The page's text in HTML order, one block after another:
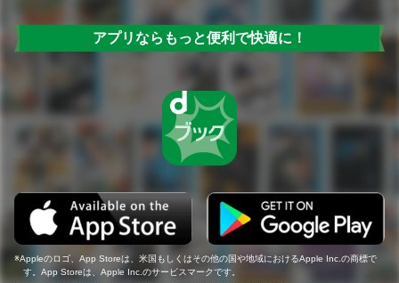
アプリならもっと便利で快適に！
Appleのロゴ、App Storeは、米国もしくはその他の国や地域におけるApple Inc.の商標で
す。App Storeは、Apple Inc.のサービスマークです。